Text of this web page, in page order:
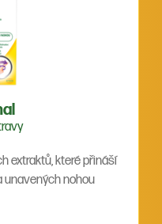
extraktů, které přináší
unavených nohou